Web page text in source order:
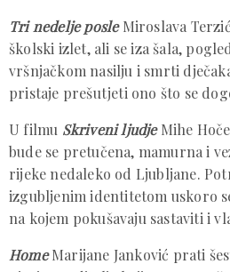
Tri nedelje posle Miroslava
školski izlet, ali se iza šala,
vršnjačkom nasilju i smrti
pristaje prešutjeti ono što se
U filmu Skriveni ljudjeMihe
bude se pretučena, mamurna i
rijeke nedaleko od Ljubljane.
izgubljenim identitetom uskoro
na kojem pokušavaju sastaviti i
HomeMarijane Janković prati